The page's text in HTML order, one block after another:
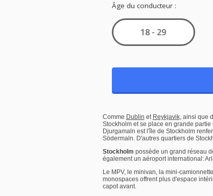
Comme Dublin et Reykjavik, ainsi que
Stockholm et se place en grande
Djurgamaln est l'île de Stockholm
Södermaln. D'autres quartiers de
Stockholm possède un grand réseau
également un aéroport international:
Le MPV, le minivan, la mini-
monospaces offrent plus d'espace
capot avant.